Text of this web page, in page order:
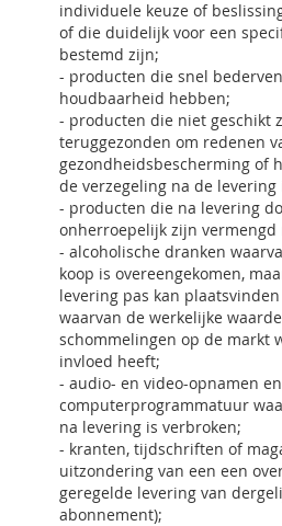
individuele keuze of
of die duidelijk voor een
bestemd zijn;
- producten die snel
houdbaarheid hebben;
- producten die niet geschikt
teruggezonden om redenen
gezondheidsbescherming of
de verzegeling na de levering
- producten die na levering
onherroepelijk zijn vermengd
- alcoholische dranken
koop is overeengekomen,
levering pas kan
waarvan de werkelijke
schommelingen op de markt
invloed heeft;
- audio- en video-opnamen en
computerprogrammatuur
na levering is verbroken;
- kranten, tijdschriften of
uitzondering van een een
geregelde levering van
abonnement);